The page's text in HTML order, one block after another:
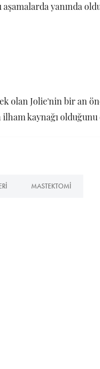
yanında
olan Jolie'nin bir an
ilham kaynağı
MASTEKTOMI